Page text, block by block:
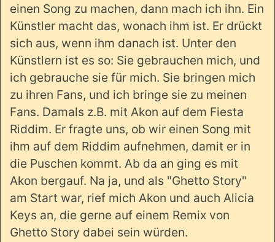
einen Song zu machen, dann mach ich ihn. Ein
Künstler macht das, wonach ihm ist. Er drückt
sich aus, wenn ihm danach ist. Unter den
Künstlern ist es so: Sie gebrauchen mich, und
ich gebrauche sie für mich. Sie bringen mich
zu ihren Fans, und ich bringe sie zu meinen
Fans. Damals z.B. mit Akon auf dem Fiesta
Riddim. Er fragte uns, ob wir einen Song mit
ihm auf dem Riddim aufnehmen, damit er in
die Puschen kommt. Ab da an ging es mit
Akon bergauf. Na ja, und als "Ghetto Story"
am Start war, rief mich Akon und auch Alicia
Keys an, die gerne auf einem Remix von
Ghetto Story dabei sein würden.